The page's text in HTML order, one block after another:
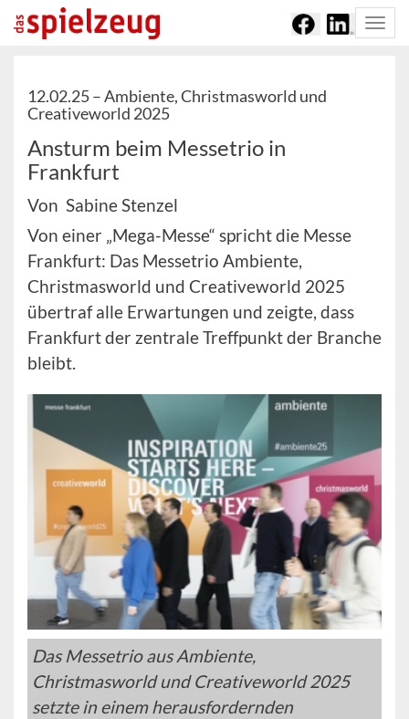
12.02.25 –Ambiente, Christmasworld und
Creativeworld 2025
Ansturm beim Messetrio in
Frankfurt
Von Sabine Stenzel
Von einer „Mega-Messe“ spricht die Messe
Frankfurt: Das Messetrio Ambiente,
Christmasworld und Creativeworld 2025
übertraf alle Erwartungen und zeigte, dass
Frankfurt der zentrale Treffpunkt der Branche
bleibt.
Das Messetrio aus Ambiente,
Christmasworld und Creativeworld 2025
setzte in einem herausfordernden